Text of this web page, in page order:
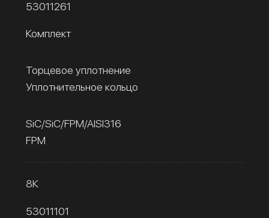
53011261
Комплект
Торцевое уплотнение
Уплотнительное кольцо
SiC/SiC/FPM/AISI316
FPM
8К
53011101